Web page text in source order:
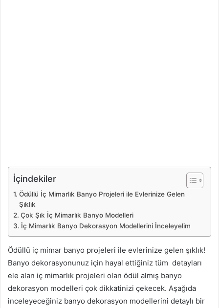
İçindekiler
Ödüllü İç Mimarlık Banyo Projeleri ile Evlerinize Gelen
Şıklık
Çok Şık İç Mimarlık Banyo Modelleri
İç Mimarlık Banyo Dekorasyon Modellerini İnceleyelim
Ödüllü iç mimar banyo projeleri ile evlerinize gelen şıklık!
Banyo dekorasyonunuz için hayal ettiğiniz tüm detayları
ele alan iç mimarlık projeleri olan ödül almış banyo
dekorasyon modelleri çok dikkatinizi çekecek. Aşağıda
inceleyeceğiniz banyo dekorasyon modellerini detaylı bir